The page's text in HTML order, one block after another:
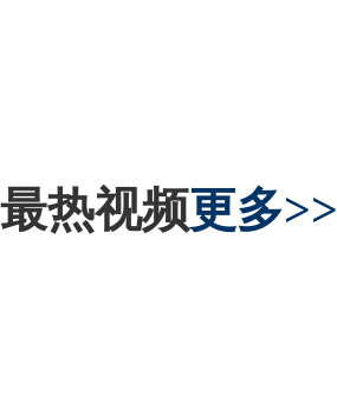
最热视频更多>>